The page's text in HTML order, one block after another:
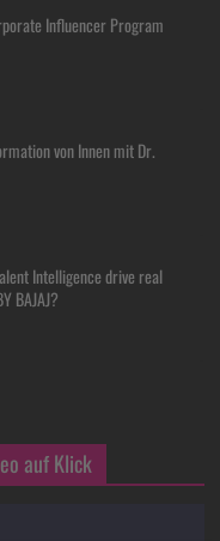
Influencer Program
von Innen mit Dr.
Intelligence drive real
BAJAJ?
auf Klick